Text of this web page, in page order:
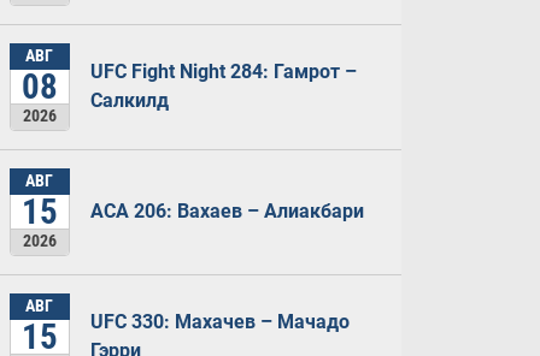
АВГ
08
2026
UFC Fight Night 284: Гамрот –
Салкилд
АВГ
15
2026
ACA 206: Вахаев – Алиакбари
АВГ
15
UFC 330: Махачев – Мачадо
Гэрри